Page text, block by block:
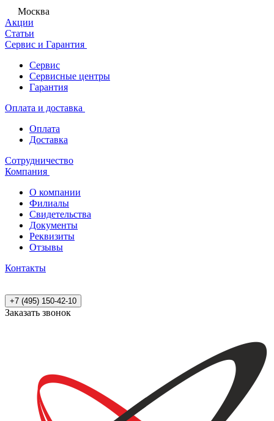
Москва
Акции
Статьи
Сервис и Гарантия
Сервис
Сервисные центры
Гарантия
Оплата и доставка
Оплата
Доставка
Сотрудничество
Компания
О компании
Филиалы
Свидетельства
Документы
Реквизиты
Отзывы
Контакты
+7 (495) 150-42-10
Заказать звонок